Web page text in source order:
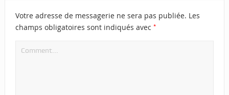
Votre adresse de messagerie ne sera pas publiée. Les
champs obligatoires sont indiqués avec *